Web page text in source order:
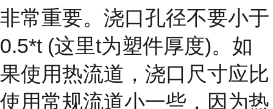
非常重要。浇口孔径不要小于
0.5*t (这里t为塑件厚度)。如
果使用热流道，浇口尺寸应比
使用常规流道小一些，因为热